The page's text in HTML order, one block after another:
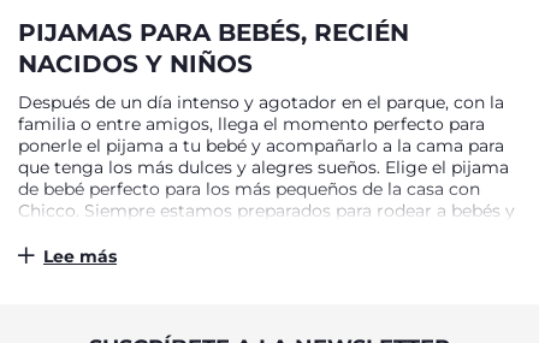
PIJAMAS PARA BEBÉS, RECIÉN
NACIDOS Y NIÑOS
Después de un día intenso y agotador en el parque, con la
familia o entre amigos, llega el momento perfecto para
ponerle el pijama a tu bebé y acompañarlo a la cama para
que tenga los más dulces y alegres sueños. Elige el pijama
de bebé perfecto para los más pequeños de la casa con
Chicco. Siempre estamos preparados para rodear a bebés y
descubre los cómodos pijamas para bebé disponibles en
Lee más